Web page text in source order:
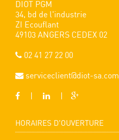
DIOT PGM
34, bd de l'industrie
ZI Ecouflant
49103 ANGERS CEDEX 02
02 41 27 22 00
serviceclient@diot-sa.com
HORAIRES D'OUVERTURE